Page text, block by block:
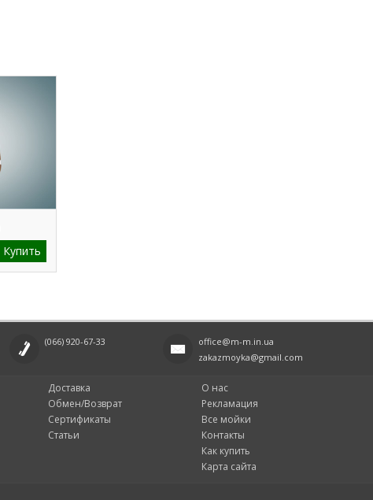
Купить
(066) 920-67-33
office@m-m.in.ua
zakazmoyka@gmail.com
Доставка
Обмен/Возврат
Сертификаты
Статьи
О нас
Рекламация
Все мойки
Контакты
Как купить
Карта сайта